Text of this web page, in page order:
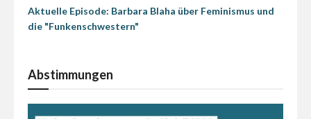
Aktuelle Episode: Barbara Blaha über Feminismus und
die "Funkenschwestern"
Abstimmungen